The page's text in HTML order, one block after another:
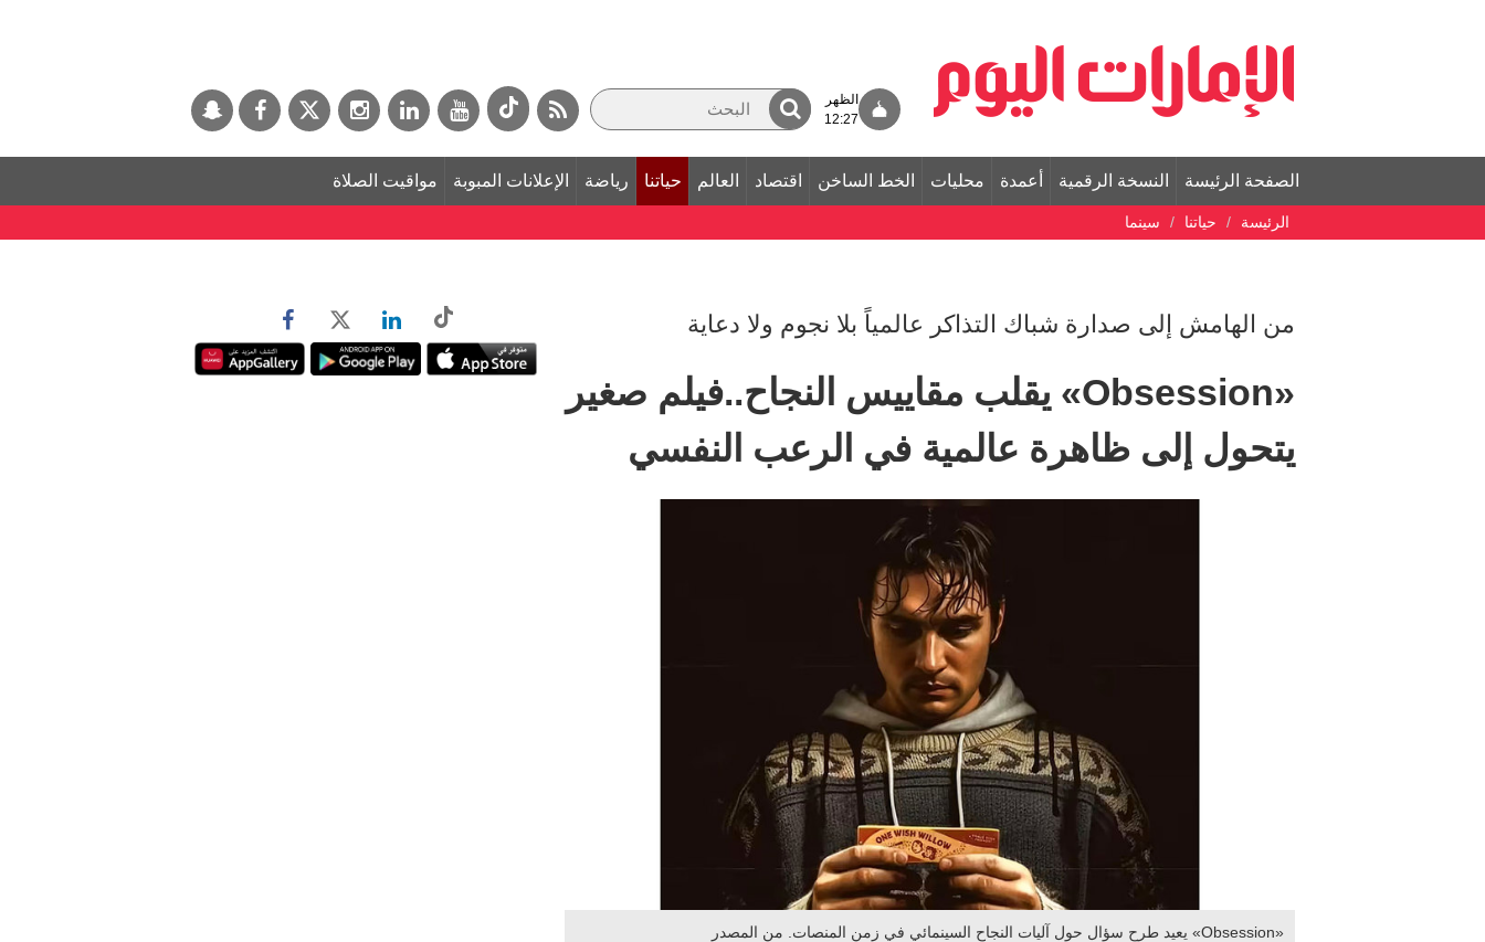
الظهر
12:27
الصفحة الرئيسة النسخة الرقمية أعمدة محليات الخط الساخن اقتصاد العالم حياتنا رياضة الإعلانات المبوبة مواقيت الصلاة
الرئيسة حياتنا سينما
من الهامش إلى صدارة شباك التذاكر عالمياً بلا نجوم ولا دعاية
«Obsession» يقلب مقاييس النجاح..فيلم صغير
يتحول إلى ظاهرة عالمية في الرعب النفسي
«Obsession» يعيد طرح سؤال حول آليات النجاح السينمائي في زمن المنصات. من المصدر